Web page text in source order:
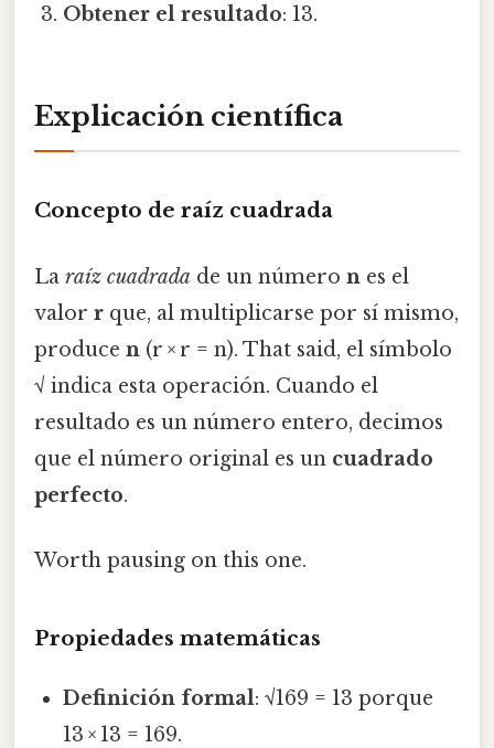
Obtener el resultado: 13.
Explicación científica
Concepto de raíz cuadrada
La raíz cuadrada de un número n es el
valor r que, al multiplicarse por sí mismo,
produce n (r × r = n). That said, el símbolo
√ indica esta operación. Cuando el
resultado es un número entero, decimos
que el número original es un cuadrado
perfecto.
Worth pausing on this one.
Propiedades matemáticas
Definición formal: √169 = 13 porque
13 × 13 = 169.